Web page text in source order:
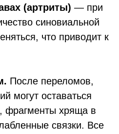
(артриты) ― при
синовиальной
что приводит к
После переломов,
могут оставаться
фрагменты хряща в
связки. Все